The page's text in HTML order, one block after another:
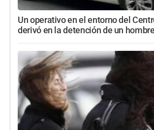
Un operativo en el entorno del
derivó en la detención de un